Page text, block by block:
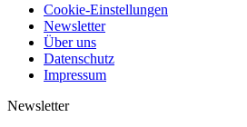
Cookie-Einstellungen
Newsletter
Über uns
Datenschutz
Impressum
Newsletter